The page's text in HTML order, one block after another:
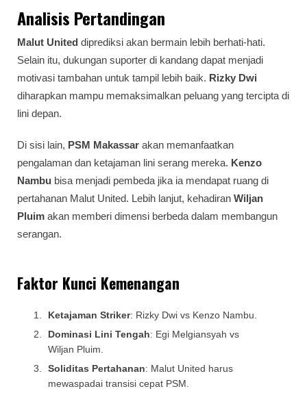
Analisis Pertandingan
Malut United diprediksi akan bermain lebih berhati-hati.
Selain itu, dukungan suporter di kandang dapat menjadi
motivasi tambahan untuk tampil lebih baik. Rizky Dwi
diharapkan mampu memaksimalkan peluang yang tercipta di
lini depan.
Di sisi lain, PSM Makassar akan memanfaatkan
pengalaman dan ketajaman lini serang mereka. Kenzo
Nambu bisa menjadi pembeda jika ia mendapat ruang di
pertahanan Malut United. Lebih lanjut, kehadiran Wiljan
Pluim akan memberi dimensi berbeda dalam membangun
serangan.
Faktor Kunci Kemenangan
Ketajaman Striker: Rizky Dwi vs Kenzo Nambu.
Dominasi Lini Tengah: Egi Melgiansyah vs
Wiljan Pluim.
Soliditas Pertahanan: Malut United harus
mewaspadai transisi cepat PSM.